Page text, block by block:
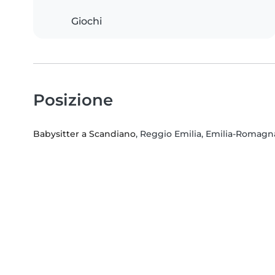
Giochi
Posizione
Babysitter a Scandiano, Reggio Emilia, Emilia-